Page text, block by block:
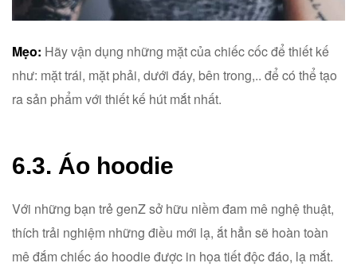
Mẹo: Hãy vận dụng những mặt của chiếc cốc để thiết kế
như: mặt trái, mặt phải, dưới đáy, bên trong,.. để có thể tạo
ra sản phẩm với thiết kế hút mắt nhất.
6.3. Áo hoodie
Với những bạn trẻ genZ sở hữu niềm đam mê nghệ thuật,
thích trải nghiệm những điều mới lạ, ắt hẳn sẽ hoàn toàn
mê đắm chiếc áo hoodie được in họa tiết độc đáo, lạ mắt.